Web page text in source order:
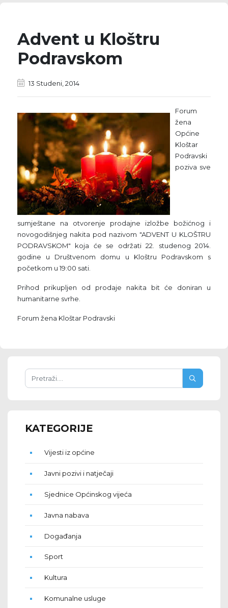
Advent u Kloštru
Podravskom
13 Studeni, 2014
Forum
žena
Općine
Kloštar
Podravski
poziva sve
sumještane na otvorenje prodajne izložbe božićnog i
novogodišnjeg nakita pod nazivom "ADVENT U KLOŠTRU
PODRAVSKOM" koja će se održati 22. studenog 2014.
godine u Društvenom domu u Kloštru Podravskom s
početkom u 19:00 sati.
Prihod prikupljen od prodaje nakita bit će doniran u
humanitarne svrhe.
Forum žena Kloštar Podravski
KATEGORIJE
Vijesti iz općine
Javni pozivi i natječaji
Sjednice Općinskog vijeća
Javna nabava
Događanja
Sport
Kultura
Komunalne usluge